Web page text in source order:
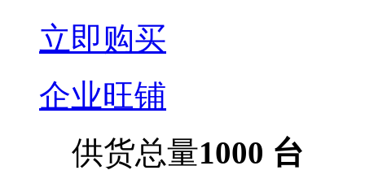
立即购买
企业旺铺
供货总量1000 台